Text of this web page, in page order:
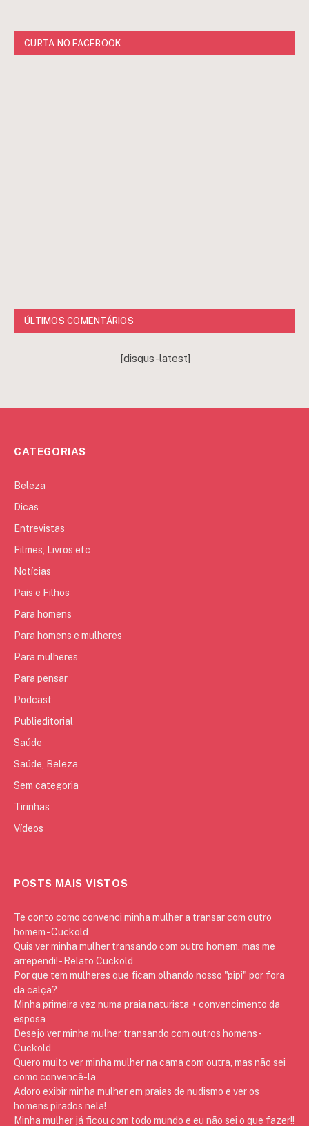
CURTA NO FACEBOOK
ÚLTIMOS COMENTÁRIOS
[disqus-latest]
CATEGORIAS
Beleza
Dicas
Entrevistas
Filmes, Livros etc
Notícias
Pais e Filhos
Para homens
Para homens e mulheres
Para mulheres
Para pensar
Podcast
Publieditorial
Saúde
Saúde, Beleza
Sem categoria
Tirinhas
Vídeos
POSTS MAIS VISTOS
Te conto como convenci minha mulher a transar com outro
homem - Cuckold
Quis ver minha mulher transando com outro homem, mas me
arrependi! - Relato Cuckold
Por que tem mulheres que ficam olhando nosso "pipi" por fora
da calça?
Minha primeira vez numa praia naturista + convencimento da
esposa
Desejo ver minha mulher transando com outros homens -
Cuckold
Quero muito ver minha mulher na cama com outra, mas não sei
como convencê-la
Adoro exibir minha mulher em praias de nudismo e ver os
homens pirados nela!
Minha mulher já ficou com todo mundo e eu não sei o que fazer!!